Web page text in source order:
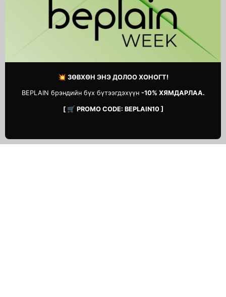
💥 ЗӨВХӨН ЭНЭ ДОЛОО ХОНОГТ!
BEPLAIN брэндийн бүх бүтээгдэхүүн -10% ХЯМДАРЛАА.
[ 🛒 PROMO CODE: BEPLAIN10 ]
Retinol Retinal Firming Body
Yuja Niacin Brightening
Body Serum Mist 80ml
39,900 MNT